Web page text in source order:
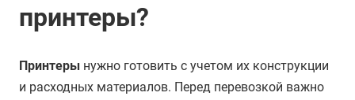
принтеры?
Принтеры нужно готовить с учетом их конструкции
и расходных материалов. Перед перевозкой важно